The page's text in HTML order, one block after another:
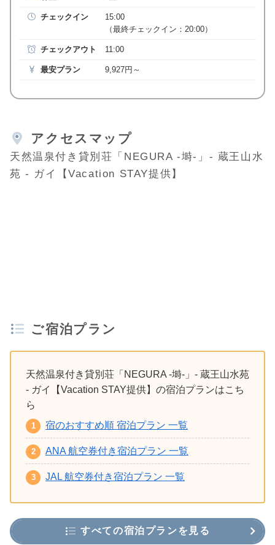
チェックイン
15:00
（最終チェックイン：20:00）
チェックアウト 11:00
最安プラン 9,927円～
アクセスマップ
天然温泉付き貸別荘「NEGURA -塒-」- 蔵王山水
苑 - ガイ【Vacation STAY提供】
ご宿泊プラン
天然温泉付き貸別荘「NEGURA -塒-」- 蔵王山水苑
- ガイ【Vacation STAY提供】の宿泊プランはこち
ら
宿のおすすめ順 宿泊プラン 一覧
ANA 航空券付き宿泊プラン 一覧
JAL 航空券付き宿泊プラン 一覧
すべての宿泊プランを見る